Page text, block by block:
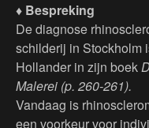
♦ Bespreking
De diagnose
schilderij in Stockholm
Hollander in zijn boek
Malerei (p. 260-261).
Vandaag is
een voorkeur voor